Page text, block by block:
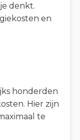
denkt.
en
honderden
Hier zijn
te